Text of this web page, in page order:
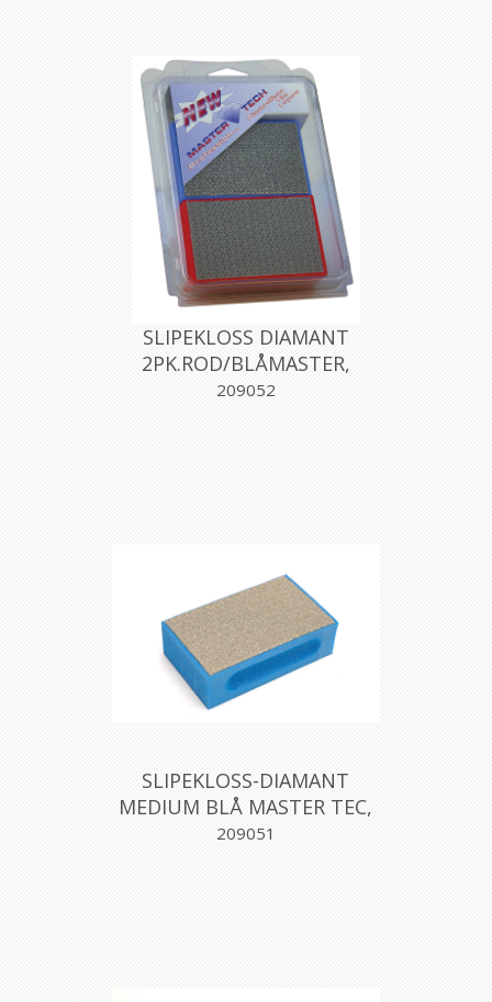
SLIPEKLOSS DIAMANT
2PK.ROD/BLÅMASTER,
MONTOLIT
209052
SLIPEKLOSS-DIAMANT
MEDIUM BLÅ MASTER TEC,
MONTOLIT
209051